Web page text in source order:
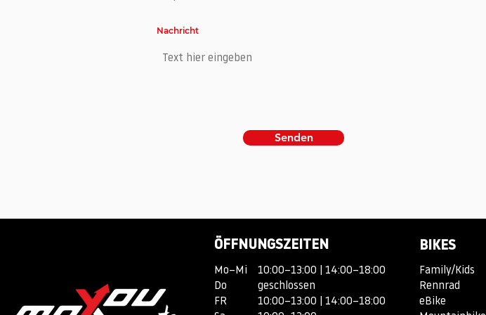
Nachricht
Senden
ÖFFNUNGSZEITEN
Mo–Mi
Do
FR
10:00–13:00 | 14:00–18:00
geschlossen
10:00–13:00 | 14:00–18:00
BIKES
Family/Kids
Rennrad
eBike